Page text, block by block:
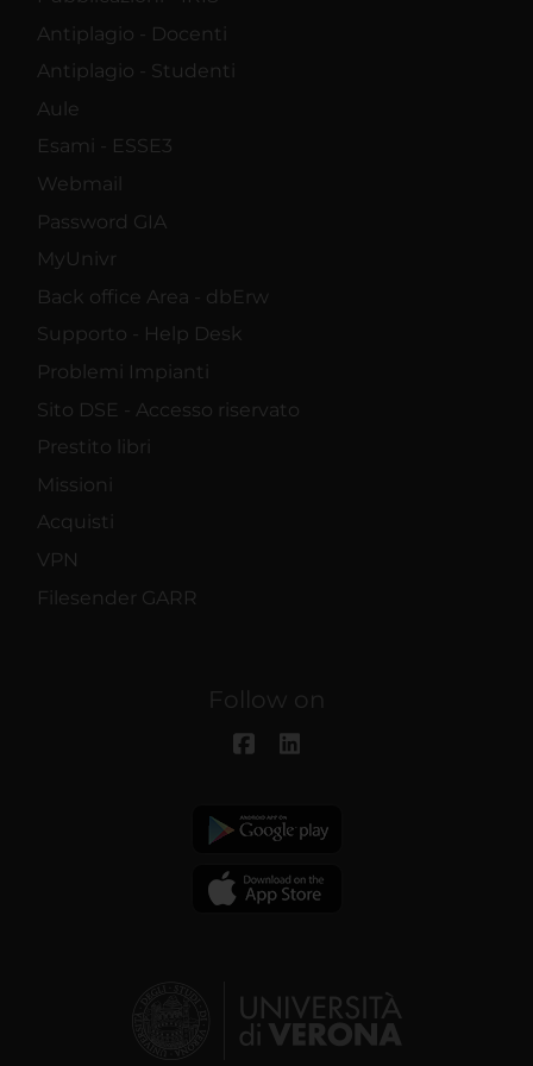
Antiplagio - Docenti
Antiplagio - Studenti
Aule
Esami - ESSE3
Webmail
Password GIA
MyUnivr
Back office Area - dbErw
Supporto - Help Desk
Problemi Impianti
Sito DSE - Accesso riservato
Prestito libri
Missioni
Acquisti
VPN
Filesender GARR
Follow on